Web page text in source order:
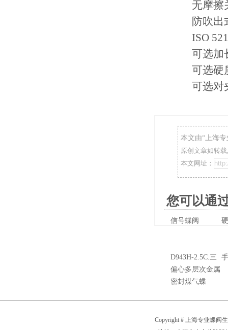
无摩擦
防吹出
ISO
可选加
可选硬
可选对
本文由“上海
原创文章如转
本文网址：
您可以通
信号蝶阀
D943H-2.5C.三
偏心多层次金属
密封煤气蝶
Copyright # 上海专业蝶阀